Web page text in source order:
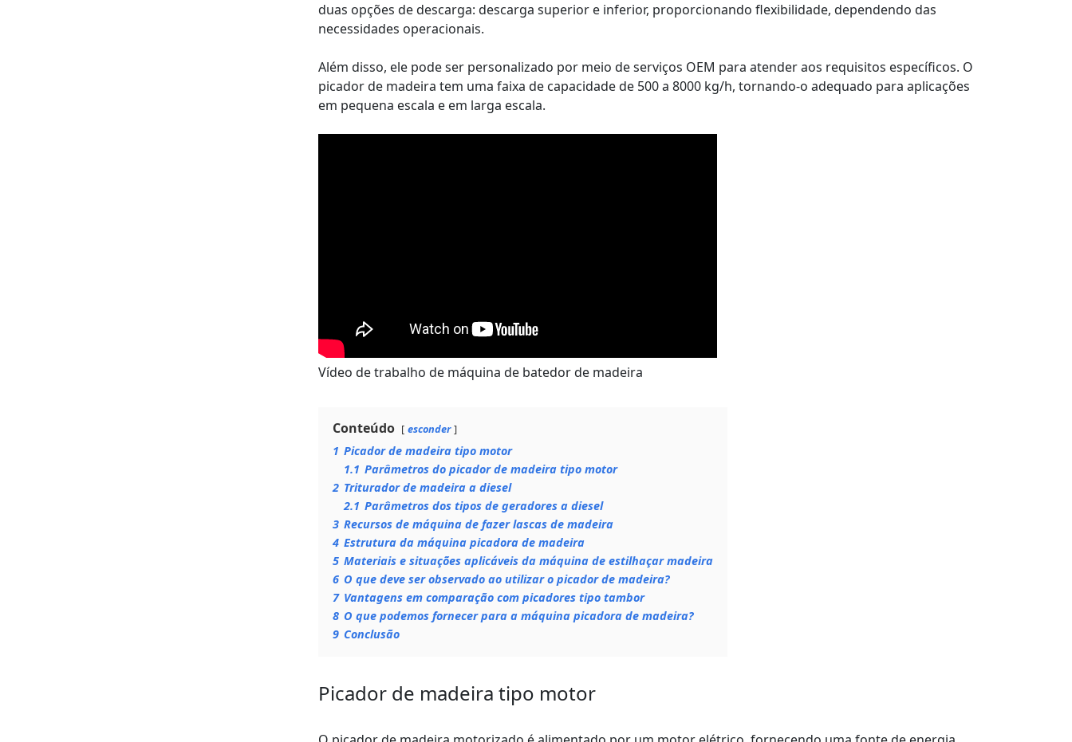
duas opções de descarga: descarga superior e inferior, proporcionando flexibilidade, dependendo das
necessidades operacionais.
Além disso, ele pode ser personalizado por meio de serviços OEM para atender aos requisitos específicos. O
picador de madeira tem uma faixa de capacidade de 500 a 8000 kg/h, tornando-o adequado para aplicações
em pequena escala e em larga escala.
Vídeo de trabalho de máquina de batedor de madeira
Conteúdo esconder
1 Picador de madeira tipo motor
1.1 Parâmetros do picador de madeira tipo motor
2 Triturador de madeira a diesel
2.1 Parâmetros dos tipos de geradores a diesel
3 Recursos de máquina de fazer lascas de madeira
4 Estrutura da máquina picadora de madeira
5 Materiais e situações aplicáveis ​​da máquina de estilhaçar madeira
6 O que deve ser observado ao utilizar o picador de madeira?
7 Vantagens em comparação com picadores tipo tambor
8 O que podemos fornecer para a máquina picadora de madeira?
9 Conclusão
Picador de madeira tipo motor